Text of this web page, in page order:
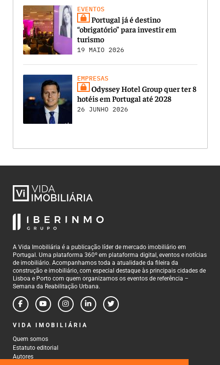
EVENTOS
Portugal já é destino
“obrigatório” para investir em
turismo
19 MAIO 2026
EMPRESAS
Odyssey Hotel Group quer ter 8
hotéis em Portugal até 2028
26 JUNHO 2026
A Vida Imobiliária é a publicação líder de mercado imobiliário em
Portugal. Uma plataforma 360º em plataforma digital, eventos e notícias
de imobiliário. Acompanhamos toda a atualidade da fileira da
construção e imobiliário, com especial destaque às principais cidades de
Lisboa e Porto com quem organizamos os eventos de referência –
Semana da Reabilitação Urbana.
VIDA IMOBILIÁRIA
Quem somos
Estatuto editorial
Autores